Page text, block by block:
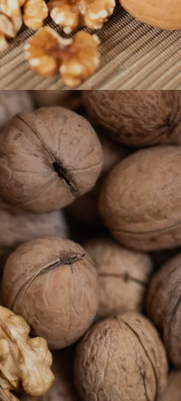
ಮೆದುಳಿನ ಆರೋಗ್ಯ
ವಾಲ್ನಟ್ಸ್ ಅನ್ನು ನೆನೆಸಿ
ಆರೋಗ್ಯಕ್ಕೆ ಮತ್ತು ಸ್ಮರಣಶಕ್ತಿಯನ್ನು
ಹೆಚ್ಚಿಸಲು ಒಳ್ಳೆಯದು.